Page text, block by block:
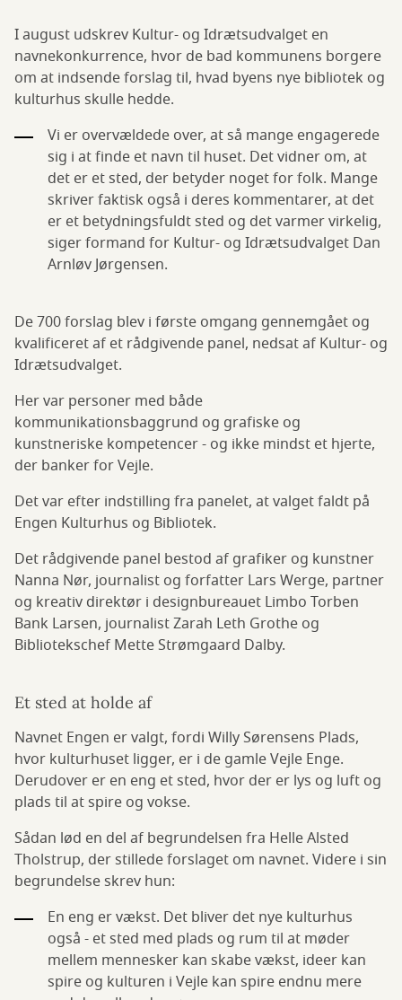
I august udskrev Kultur- og Idrætsudvalget en
navnekonkurrence, hvor de bad kommunens borgere
om at indsende forslag til, hvad byens nye bibliotek og
kulturhus skulle hedde.
Vi er overvældede over, at så mange engagerede
sig i at finde et navn til huset. Det vidner om, at
det er et sted, der betyder noget for folk. Mange
skriver faktisk også i deres kommentarer, at det
er et betydningsfuldt sted og det varmer virkelig,
siger formand for Kultur- og Idrætsudvalget Dan
Arnløv Jørgensen.
De 700 forslag blev i første omgang gennemgået og
kvalificeret af et rådgivende panel, nedsat af Kultur- og
Idrætsudvalget.
Her var personer med både
kommunikationsbaggrund og grafiske og
kunstneriske kompetencer - og ikke mindst et hjerte,
der banker for Vejle.
Det var efter indstilling fra panelet, at valget faldt på
Engen Kulturhus og Bibliotek.
Det rådgivende panel bestod af grafiker og kunstner
Nanna Nør, journalist og forfatter Lars Werge, partner
og kreativ direktør i designbureauet Limbo Torben
Bank Larsen, journalist Zarah Leth Grothe og
Bibliotekschef Mette Strømgaard Dalby.
Et sted at holde af
Navnet Engen er valgt, fordi Willy Sørensens Plads,
hvor kulturhuset ligger, er i de gamle Vejle Enge.
Derudover er en eng et sted, hvor der er lys og luft og
plads til at spire og vokse.
Sådan lød en del af begrundelsen fra Helle Alsted
Tholstrup, der stillede forslaget om navnet. Videre i sin
begrundelse skrev hun:
En eng er vækst. Det bliver det nye kulturhus
også - et sted med plads og rum til at møder
mellem mennesker kan skabe vækst, ideer kan
spire og kulturen i Vejle kan spire endnu mere